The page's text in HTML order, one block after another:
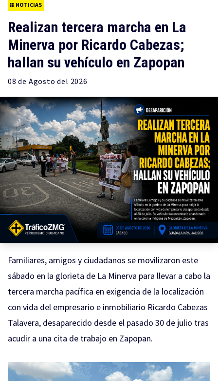
NOTICIAS
Realizan tercera marcha en La
Minerva por Ricardo Cabezas;
hallan su vehículo en Zapopan
08 de Agosto del 2026
Familiares, amigos y ciudadanos se movilizaron este
sábado en la glorieta de La Minerva para llevar a cabo la
tercera marcha pacífica en exigencia de la localización
con vida del empresario e inmobiliario Ricardo Cabezas
Talavera, desaparecido desde el pasado 30 de julio tras
acudir a una cita de trabajo en Zapopan.